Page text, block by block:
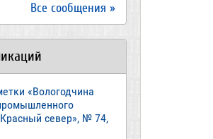
Все сообщения »
«Вологодчина
север», № 74,